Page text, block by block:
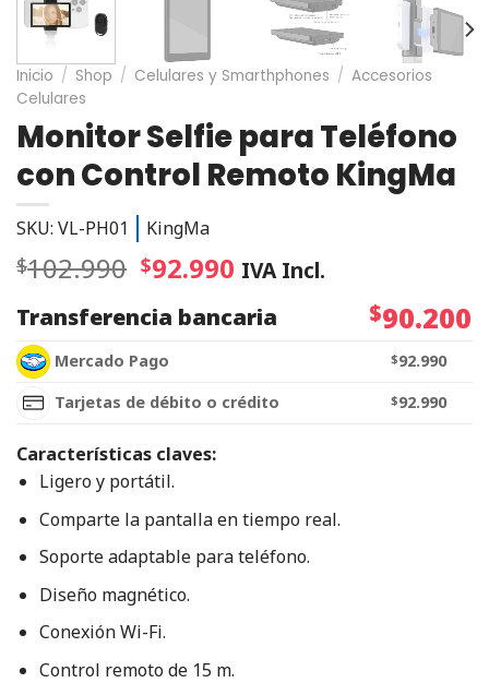
Inicio / Shop / Celulares y Smarthphones / Accesorios
Celulares
Monitor Selfie para Teléfono
con Control Remoto KingMa
SKU: VL-PH01 KingMa
$102.990 $92.990 IVA Incl.
Transferencia bancaria
$90.200
Mercado Pago $92.990
Tarjetas de débito o crédito
$92.990
Características claves:
Ligero y portátil.
Comparte la pantalla en tiempo real.
Soporte adaptable para teléfono.
Diseño magnético.
Conexión Wi-Fi.
Control remoto de 15 m.